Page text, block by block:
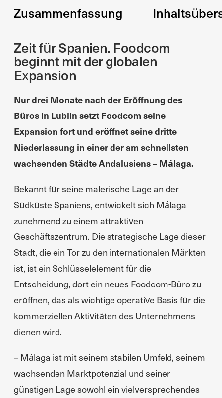
Zusammenfassung
Zeit für Spanien. Foodcom
beginnt mit der globalen
Expansion
Nur drei Monate nach der Eröffnung des
Büros in Lublin setzt Foodcom seine
Expansion fort und eröffnet seine dritte
Niederlassung in einer der am schnellsten
wachsenden Städte Andalusiens – Málaga.
Bekannt für seine malerische Lage an der
Südküste Spaniens, entwickelt sich Málaga
zunehmend zu einem attraktiven
Geschäftszentrum. Die strategische Lage dieser
Stadt, die ein Tor zu den internationalen Märkten
ist, ist ein Schlüsselelement für die
Entscheidung, dort ein neues Foodcom-Büro zu
eröffnen, das als wichtige operative Basis für die
kommerziellen Aktivitäten des Unternehmens
dienen wird.
– Málaga ist mit seinem stabilen Umfeld, seinem
wachsenden Marktpotenzial und seiner
günstigen Lage sowohl ein vielversprechendes